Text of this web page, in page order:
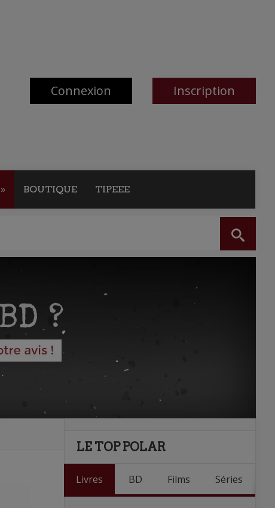
Connexion Inscription
» BOUTIQUE TIPEEE
LE TOP POLAR
Livres BD Films Séries